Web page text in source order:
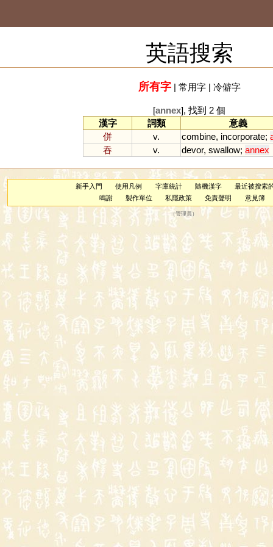
英語搜索
所有字| 常用字| 冷僻字
[annex], 找到 2 個
漢字
詞類
意義
併
v. combine, incorporate;
吞
v. devor, swallow; annex
新手入門 使用凡例 字庫統計 隨機漢字
最近被搜索
鳴謝
製作單位 私隱政策 免責聲明 意見簿
（管理員 ）